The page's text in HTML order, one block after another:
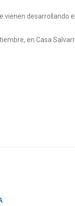
desarrollando
en Casa